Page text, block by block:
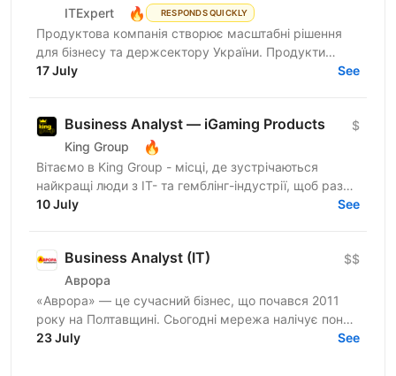
ITExpert 🔥 RESPONDS QUICKLY
Продуктова компанія створює масштабні рішення
для бізнесу та держсектору України. Продукти
критично важливі для цифрової інфраструктури
17 July See
Business Analyst — iGaming Products
King Group 🔥
$
Вітаємо в King Group - місці, де зустрічаються
найкращі люди з IT- та гемблінг-індустрії, щоб разом
робити дивовижні речі. Ми оперуємо численними
10 July See
Business Analyst (IT)
Аврора
$$
«Аврора» — це сучасний бізнес, що почався 2011
року на Полтавщині. Сьогодні мережа налічує понад
1800 магазинів, 4 офіси підтримки та 6 логістичних
23 July See